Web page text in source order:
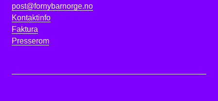
post@fornybarnorge.no
Kontaktinfo
Faktura
Presserom